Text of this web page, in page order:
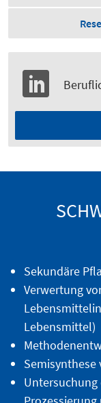
Sekundäre
Verwertung
Lebensmittel)